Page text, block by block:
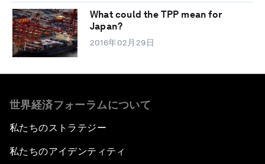
What could the TPP mean for
Japan?
2016年02月29日
世界経済フォーラムについて
私たちのストラテジー
私たちのアイデンティティ